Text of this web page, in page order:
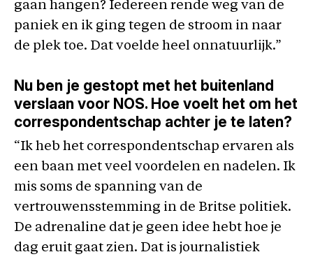
gaan hangen? Iedereen rende weg van de
paniek en ik ging tegen de stroom in naar
de plek toe. Dat voelde heel onnatuurlijk.”
Nu ben je gestopt met het buitenland
verslaan voor NOS. Hoe voelt het om het
correspondentschap achter je te laten?
“Ik heb het correspondentschap ervaren als
een baan met veel voordelen en nadelen. Ik
mis soms de spanning van de
vertrouwensstemming in de Britse politiek.
De adrenaline dat je geen idee hebt hoe je
dag eruit gaat zien. Dat is journalistiek